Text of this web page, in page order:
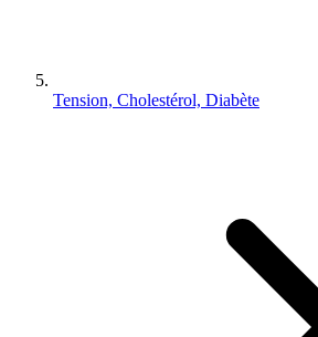
Tension, Cholestérol, Diabète